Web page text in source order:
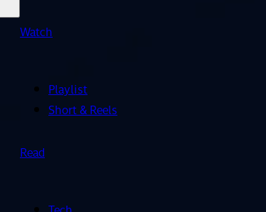
Watch
Playlist
Short & Reels
Read